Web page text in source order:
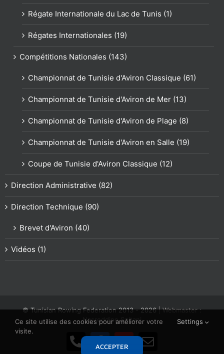
Régate Internationale du Lac de Tunis (1)
Régates Internationales (19)
Compétitions Nationales (143)
Championnat de Tunisie d'Aviron Classique (61)
Championnat de Tunisie d'Aviron de Mer (13)
Championnat de Tunisie d'Aviron de Plage (8)
Championnat de Tunisie d'Aviron en Salle (19)
Coupe de Tunisie d'Aviron Classique (12)
Direction Administrative (82)
Direction Technique (90)
Brevet d'Aviron (40)
Vidéos (1)
© Tunisian Rowing Federation 2013 -2026| Webmaster :
Nasreddine Soltani
Téléphone
Facebook
YouTube
Email
Ce site utilise des cookies pour améliorer votre
visite.
Settings
ACCEPTER